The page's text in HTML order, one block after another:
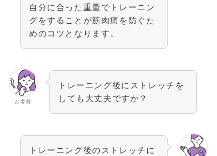
自分に合った重量でトレーニン
グをすることが筋肉痛を防ぐた
めのコツとなります。
お客様
トレーニング後にストレッチを
しても大丈夫ですか？
トレーニング後のストレッチに